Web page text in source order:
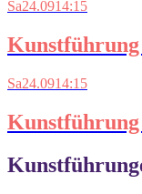
Sa24.0914:15
Kunstführung
Sa24.0914:15